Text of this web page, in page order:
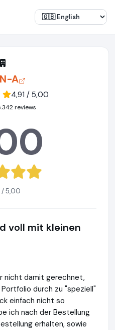
A
4,91 / 5,00
reviews
5,00
voll mit kleinen
nicht damit gerechnet,
durch zu "speziell"
einfach nicht so
ich nach der Bestellung
erhalten, sowie